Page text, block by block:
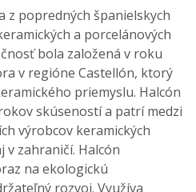
z popredných španielskych
a porcelánových
bola založená v roku
v regióne Castellón, ktorý
priemyslu. Halcón
skúseností a patrí medzi
výrobcov keramických
v zahraničí. Halcón
na ekologickú
rozvoj. Využíva